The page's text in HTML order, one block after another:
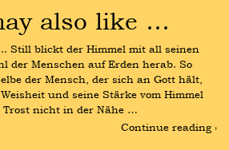
also like …
Still blickt der Himmel mit all seinen
der Menschen auf Erden herab. So
der Mensch, der sich an Gott hält,
und seine Stärke vom Himmel
nicht in der Nähe …
Continue reading ›